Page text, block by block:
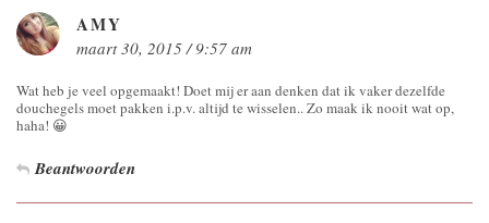
AMY
maart 30, 2015 / 9:57 am
Wat heb je veel opgemaakt! Doet mij er aan denken dat ik vaker dezelfde
douchegels moet pakken i.p.v. altijd te wisselen.. Zo maak ik nooit wat op,
haha! 😀
Beantwoorden